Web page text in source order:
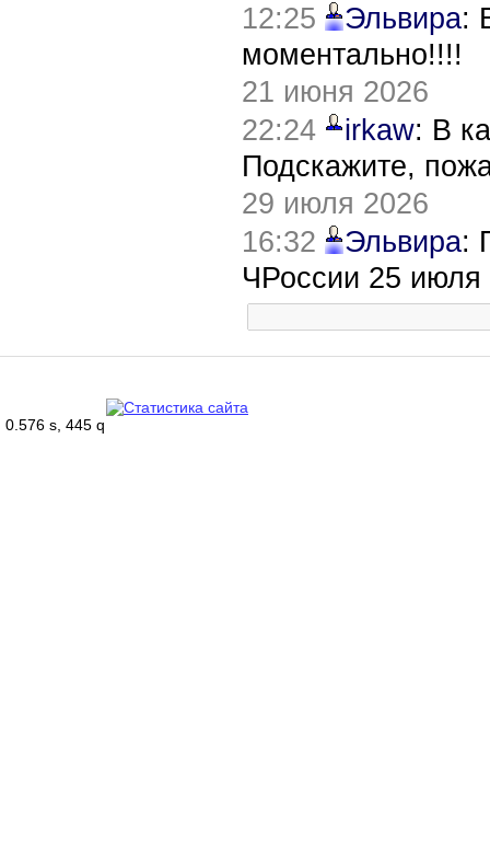
12:25
Эльвира:
моментально!!!!
21 июня 2026
22:24
irkaw: В
Подскажите,
29 июля 2026
16:32
Эльвира:
ЧРоссии 25 июля
0.576 s, 445 q